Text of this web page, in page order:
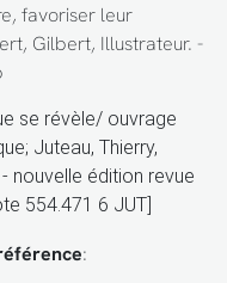
favoriser leur
Gilbert, Illustrateur. -
se révèle/ ouvrage
Juteau, Thierry,
nouvelle édition revue
554.471 6 JUT]
: